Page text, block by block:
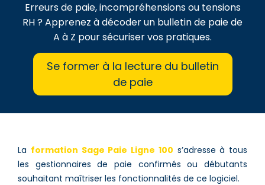
Erreurs de paie, incompréhensions ou tensions
RH ? Apprenez à décoder un bulletin de paie de
A à Z pour sécuriser vos pratiques.
Se former à la lecture du bulletin
de paie
La formation Sage Paie Ligne 100 s’adresse à tous
les gestionnaires de paie confirmés ou débutants
souhaitant maîtriser les fonctionnalités de ce logiciel.